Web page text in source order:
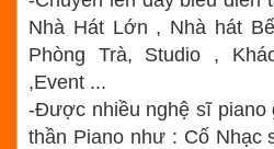
Nhà Hát Lớn , Nhà hát
Phòng Trà, Studio ,
,Event ...
-Được nhiều nghệ sĩ piano
thần Piano như : Cố Nhạc